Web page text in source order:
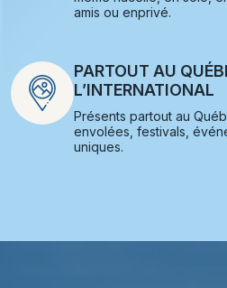
amis ou enprivé.
PARTOUT AU
L’INTERNATIONAL
Présents partout au
envolées, festivals,
uniques.